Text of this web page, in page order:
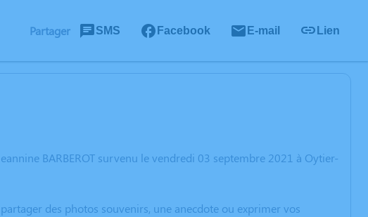
Partager SMS Facebook E-mail Lien
BARBEROT survenu le vendredi 03 septembre 2021 à Oytier-
des photos souvenirs, une anecdote ou exprimer vos